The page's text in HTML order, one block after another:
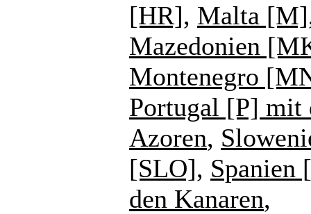
[HR], Malta [M]
Mazedonien
Montenegro
Portugal [P] mit
Azoren,
[SLO], Spanien
den Kanaren,